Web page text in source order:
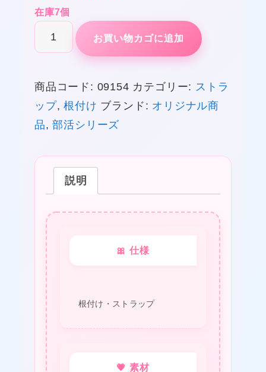
在庫7個
活
ス
ト
ラ
プ
お買い物カゴに追加
商品コード: 09154 カテゴリー: ストラ
ップ,根付け ブランド: オリジナル商
品,部活シリーズ
説明
🎀 仕様
根付け・ストラップ
💗 素材